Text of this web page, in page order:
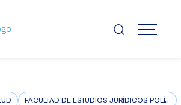
MENÚ
FACULTAD DE ESTUDIOS JURÍDICOS POLÍTICOS E INTERNACIONALES